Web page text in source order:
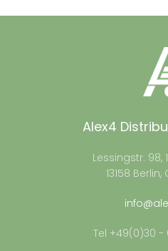
Alex4
Lessingstr. 98,
13158
Tel +49(0)30 -